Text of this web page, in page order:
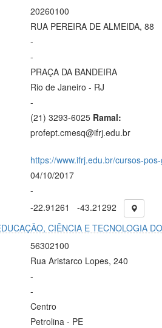
20260100
RUA PEREIRA DE ALMEIDA, 88
-
-
PRAÇA DA BANDEIRA
Rio de Janeiro - RJ
-
(21) 3293-6025 Ramal:
profept.cmesq@ifrj.edu.br
https://www.ifrj.edu.br/cursos-
04/10/2017
-
-22.91261
-43.21292
CIÊNCIA E TECNOLOGIA
56302100
Rua Aristarco Lopes, 240
-
-
Centro
Petrolina - PE